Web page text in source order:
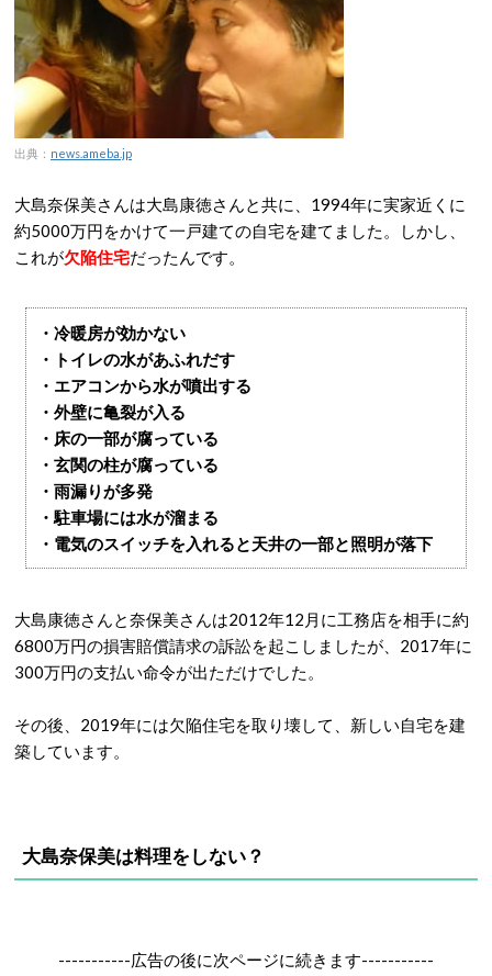
出典： news.ameba.jp
大島奈保美さんは大島康徳さんと共に、1994年に実家近くに
約5000万円をかけて一戸建ての自宅を建てました。しかし、
これが欠陥住宅だったんです。
・冷暖房が効かない
・トイレの水があふれだす
・エアコンから水が噴出する
・外壁に亀裂が入る
・床の一部が腐っている
・玄関の柱が腐っている
・雨漏りが多発
・駐車場には水が溜まる
・電気のスイッチを入れると天井の一部と照明が落下
大島康徳さんと奈保美さんは2012年12月に工務店を相手に約
6800万円の損害賠償請求の訴訟を起こしましたが、2017年に
300万円の支払い命令が出ただけでした。
その後、2019年には欠陥住宅を取り壊して、新しい自宅を建
築しています。
大島奈保美は料理をしない？
-----------広告の後に次ページに続きます-----------